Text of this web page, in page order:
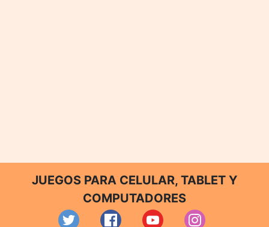
JUEGOS PARA CELULAR, TABLET Y
COMPUTADORES